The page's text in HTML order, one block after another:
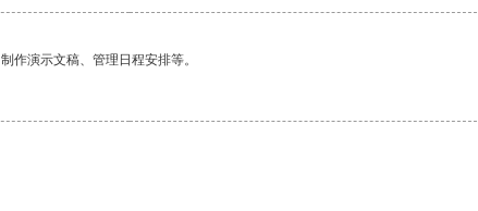
作演示文稿、管理日程安排等。